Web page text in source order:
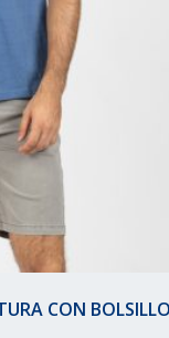
CON BOLSILLO